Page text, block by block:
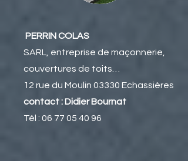
PERRIN COLAS
SARL, entreprise de maçonnerie,
couvertures de toits…
12 rue du Moulin 03330 Echassières
contact : Didier Bournat
Tél : 06 77 05 40 96